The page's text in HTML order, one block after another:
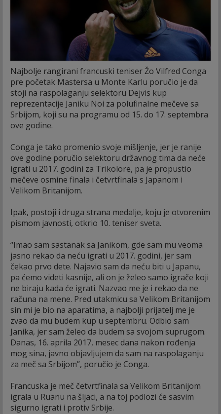
Najbolje rangirani francuski teniser Žo Vilfred Conga
pre početak Mastersa u Monte Karlu poručio je da
stoji na raspolaganju selektoru Dejvis kup
reprezentacije Janiku Noi za polufinalne mečeve sa
Srbijom, koji su na programu od 15. do 17. septembra
ove godine.
Conga je tako promenio svoje mišljenje, jer je ranije
ove godine poručio selektoru državnog tima da neće
igrati u 2017. godini za Trikolore, pa je propustio
mečeve osmine finala i četvrtfinala s Japanom i
Velikom Britanijom.
Ipak, postoji i druga strana medalje, koju je otvorenim
pismom javnosti, otkrio 10. teniser sveta.
“Imao sam sastanak sa Janikom, gde sam mu veoma
jasno rekao da neću igrati u 2017. godini, jer sam
čekao prvo dete. Najavio sam da neću biti u Japanu,
pa ćemo videti kasnije, ali on je želeo samo igrače koji
ne biraju kada će igrati. Nazvao me je i rekao da ne
računa na mene. Pred utakmicu sa Velikom Britanijom
sin mi je bio na aparatima, a najbolji prijatelj me je
zvao da mu budem kup u septembru. Odbio sam
Janika, jer sam želeo da budem sa svojom suprugom.
Danas, 16. aprila 2017, mesec dana nakon rođenja
mog sina, javno objavljujem da sam na raspolaganju
za meč sa Srbijom”, poručio je Conga.
Francuska je meč četvrtfinala sa Velikom Britanijom
igrala u Ruanu na šljaci, a na toj podlozi će sasvim
sigurno igrati i protiv Srbije.